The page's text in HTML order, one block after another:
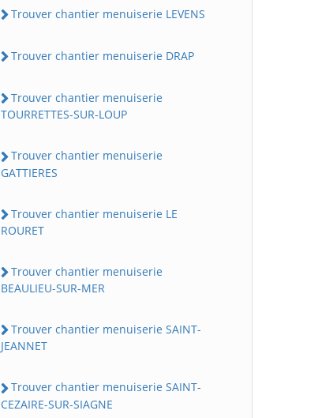
Trouver chantier menuiserie LEVENS
Trouver chantier menuiserie DRAP
Trouver chantier menuiserie
TOURRETTES-SUR-LOUP
Trouver chantier menuiserie
GATTIERES
Trouver chantier menuiserie LE
ROURET
Trouver chantier menuiserie
BEAULIEU-SUR-MER
Trouver chantier menuiserie SAINT-
JEANNET
Trouver chantier menuiserie SAINT-
CEZAIRE-SUR-SIAGNE